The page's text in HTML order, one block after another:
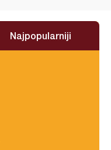
Najpopularniji